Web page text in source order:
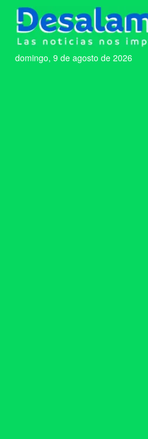
domingo, 9 de agosto de 2026